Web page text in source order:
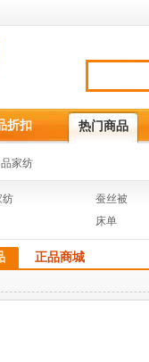
折扣 热门商品
家纺
纺
蚕丝被
床单
正品商城